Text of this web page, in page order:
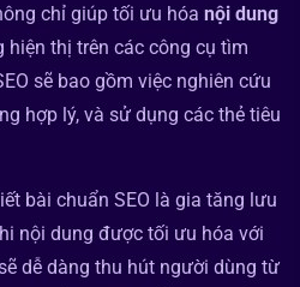
chỉ giúp tối ưu hóa nội dung
hiện thị trên các công cụ tìm
sẽ bao gồm việc nghiên cứu
hợp lý, và sử dụng các thẻ tiêu
bài chuẩn SEO là gia tăng lưu
nội dung được tối ưu hóa với
dễ dàng thu hút người dùng từ